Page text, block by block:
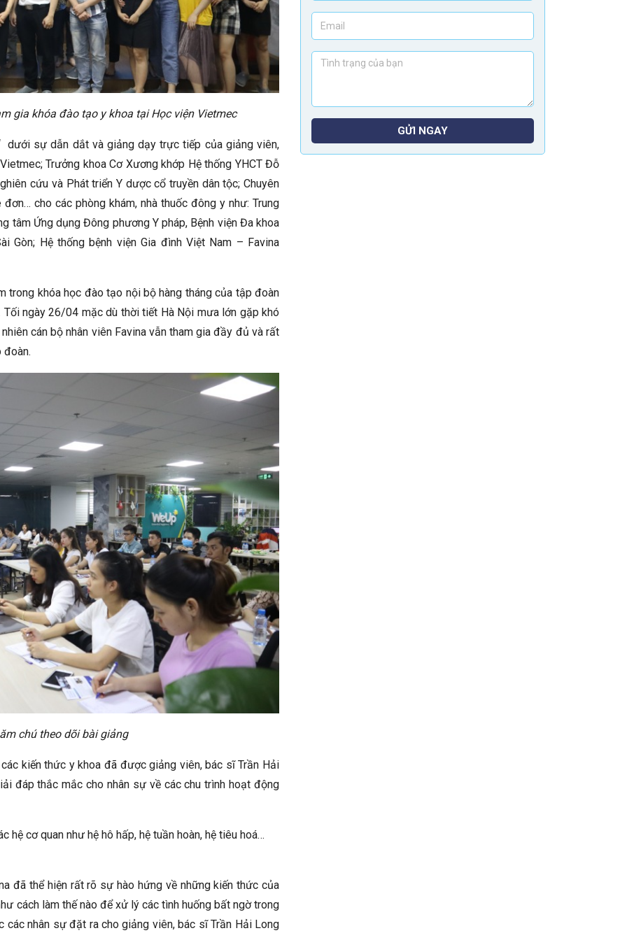
gia khóa đào tạo y khoa tạiHọc viện Vietmec
dưới sự dẫn dắt và giảng dạy trực tiếp của giảng viên,
Trưởng khoa Cơ Xương khớp Hệ thống YHCT Đỗ
cứu và Phát triển Y dược cổ truyền dân tộc; Chuyên
cho các phòng khám, nhà thuốc đông y như: Trung
tâm Ứng dụng Đông phương Y pháp, Bệnh viện Đa khoa
Gòn; Hệ thống bệnh viện Gia đình Việt Nam – Favina
trong khóa học đào tạo nội bộ hàng tháng của tập đoàn
ngày 26/04 mặc dù thời tiết Hà Nội mưa lớn gặp khó
cán bộ nhân viên Favina vẫn tham gia đầy đủ và rất
đoàn.
chú theo dõi bài giảng
kiến thức y khoa đã được giảng viên, bác sĩ Trần Hải
đáp thắc mắc cho nhân sự về các chu trình hoạt động
hệ cơ quan như hệ hô hấp, hệ tuần hoàn, hệ tiêu hoá…
đã thể hiện rất rõ sự hào hứng về những kiến thức của
cách làm thế nào để xử lý các tình huống bất ngờ trong
các nhân sự đặt ra cho giảng viên, bác sĩ Trần Hải Long
GỬI NGAY